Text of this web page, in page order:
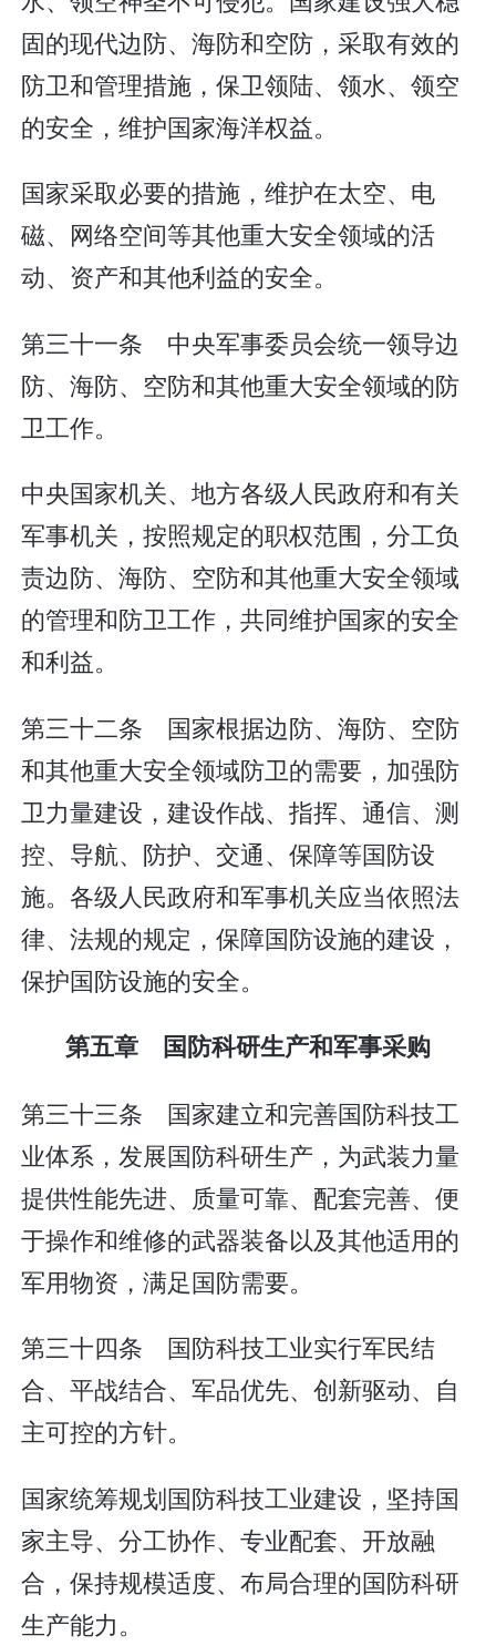
固的现代边防、海防和空防，采取有效的
防卫和管理措施，保卫领陆、领水、领空
的安全，维护国家海洋权益。
国家采取必要的措施，维护在太空、电
磁、网络空间等其他重大安全领域的活
动、资产和其他利益的安全。
第三十一条 中央军事委员会统一领导边
防、海防、空防和其他重大安全领域的防
卫工作。
中央国家机关、地方各级人民政府和有关
军事机关，按照规定的职权范围，分工负
责边防、海防、空防和其他重大安全领域
的管理和防卫工作，共同维护国家的安全
和利益。
第三十二条 国家根据边防、海防、空防
和其他重大安全领域防卫的需要，加强防
卫力量建设，建设作战、指挥、通信、测
控、导航、防护、交通、保障等国防设
施。各级人民政府和军事机关应当依照法
律、法规的规定，保障国防设施的建设，
保护国防设施的安全。
第五章 国防科研生产和军事采购
第三十三条 国家建立和完善国防科技工
业体系，发展国防科研生产，为武装力量
提供性能先进、质量可靠、配套完善、便
于操作和维修的武器装备以及其他适用的
军用物资，满足国防需要。
第三十四条 国防科技工业实行军民结
合、平战结合、军品优先、创新驱动、自
主可控的方针。
国家统筹规划国防科技工业建设，坚持国
家主导、分工协作、专业配套、开放融
合，保持规模适度、布局合理的国防科研
生产能力。